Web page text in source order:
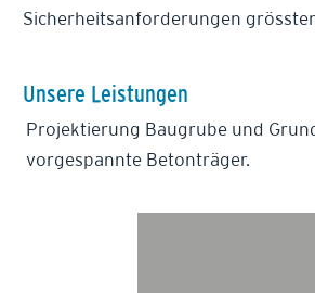
Sicherheitsanforderungen
Unsere Leistungen
Projektierung Baugrube und
vorgespannte Betonträger.